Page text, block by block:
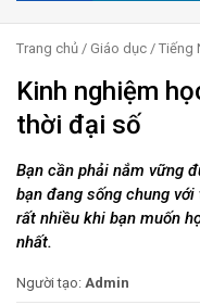
Trang chủ / Giáo dục / Tiếng
Kinh nghiệm
thời đại số
Bạn cần phải nắm vững
bạn đang sống chung
rất nhiều khi bạn muốn
nhất.
Người tạo: Admin